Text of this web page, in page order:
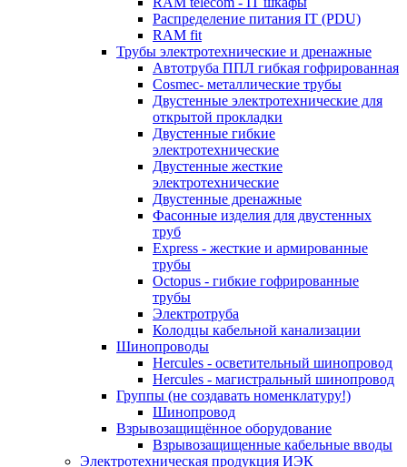
Распределение питания IT (PDU)
RAM fit
Трубы электротехнические и дренажные
Автотруба ППЛ гибкая гофрированная
Cosmec- металлические трубы
Двустенные электротехнические для
открытой прокладки
Двустенные гибкие
электротехнические
Двустенные жесткие
электротехнические
Двустенные дренажные
Фасонные изделия для двустенных
труб
Express - жесткие и армированные
трубы
Octopus - гибкие гофрированные
трубы
Электротруба
Колодцы кабельной канализации
Шинопроводы
Hercules - осветительный шинопровод
Hercules - магистральный шинопровод
Группы (не создавать номенклатуру!)
Шинопровод
Взрывозащищённое оборудование
Взрывозащищенные кабельные вводы
Электротехническая продукция ИЭК